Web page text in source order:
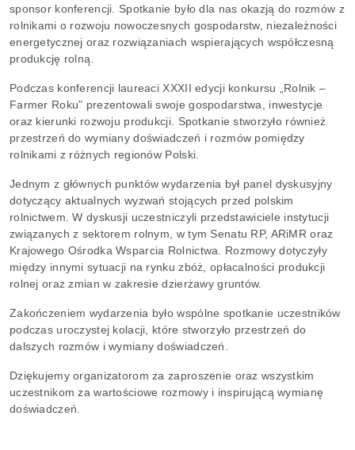
sponsor konferencji. Spotkanie było dla nas okazją do rozmów z
rolnikami o rozwoju nowoczesnych gospodarstw, niezależności
energetycznej oraz rozwiązaniach wspierających współczesną
produkcję rolną.
Podczas konferencji laureaci XXXII edycji konkursu „Rolnik –
Farmer Roku” prezentowali swoje gospodarstwa, inwestycje
oraz kierunki rozwoju produkcji. Spotkanie stworzyło również
przestrzeń do wymiany doświadczeń i rozmów pomiędzy
rolnikami z różnych regionów Polski.
Jednym z głównych punktów wydarzenia był panel dyskusyjny
dotyczący aktualnych wyzwań stojących przed polskim
rolnictwem. W dyskusji uczestniczyli przedstawiciele instytucji
związanych z sektorem rolnym, w tym Senatu RP, ARiMR oraz
Krajowego Ośrodka Wsparcia Rolnictwa. Rozmowy dotyczyły
między innymi sytuacji na rynku zbóż, opłacalności produkcji
rolnej oraz zmian w zakresie dzierżawy gruntów.
Zakończeniem wydarzenia było wspólne spotkanie uczestników
podczas uroczystej kolacji, które stworzyło przestrzeń do
dalszych rozmów i wymiany doświadczeń.
Dziękujemy organizatorom za zaproszenie oraz wszystkim
uczestnikom za wartościowe rozmowy i inspirującą wymianę
doświadczeń.